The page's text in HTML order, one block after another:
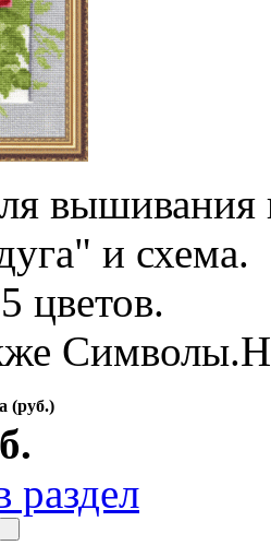
вышивания
и схема.
цветов.
(руб.)
раздел